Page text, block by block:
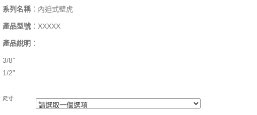
系列名稱：內迫式壁虎
產品型號：XXXXX
產品說明 ：
3/8”
1/2”
尺寸